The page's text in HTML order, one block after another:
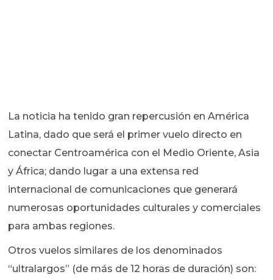
La noticia ha tenido gran repercusión en América
Latina, dado que será el primer vuelo directo en
conectar Centroamérica con el Medio Oriente, Asia
y África; dando lugar a una extensa red
internacional de comunicaciones que generará
numerosas oportunidades culturales y comerciales
para ambas regiones.
Otros vuelos similares de los denominados
“ultralargos” (de más de 12 horas de duración) son: